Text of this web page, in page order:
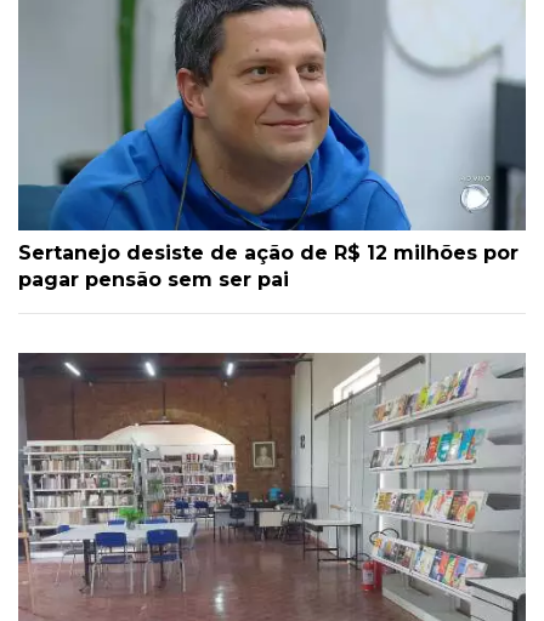
Sertanejo desiste de ação de R$ 12 milhões por
pagar pensão sem ser pai